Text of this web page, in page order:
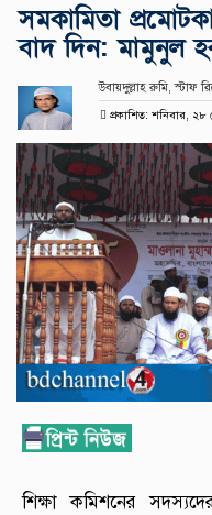
সমকামিতা
বাদ দিন: মামুনুল
উবায়দুল্লাহ রুমি, স্টাফ
প্রকাশিত: শনিবার, ২৮
শিক্ষা কমিশনের